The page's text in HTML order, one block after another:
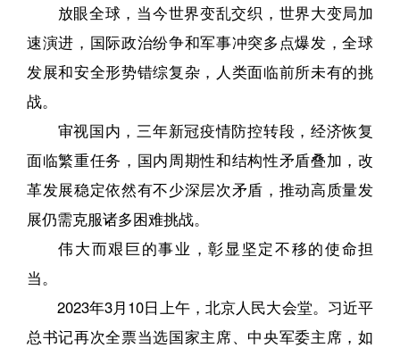
放眼全球，当今世界变乱交织，世界大变局加
速演进，国际政治纷争和军事冲突多点爆发，全球
发展和安全形势错综复杂，人类面临前所未有的挑
战。
审视国内，三年新冠疫情防控转段，经济恢复
面临繁重任务，国内周期性和结构性矛盾叠加，改
革发展稳定依然有不少深层次矛盾，推动高质量发
展仍需克服诸多困难挑战。
伟大而艰巨的事业，彰显坚定不移的使命担
当。
2023年3月10日上午，北京人民大会堂。习近平
总书记再次全票当选国家主席、中央军委主席，如